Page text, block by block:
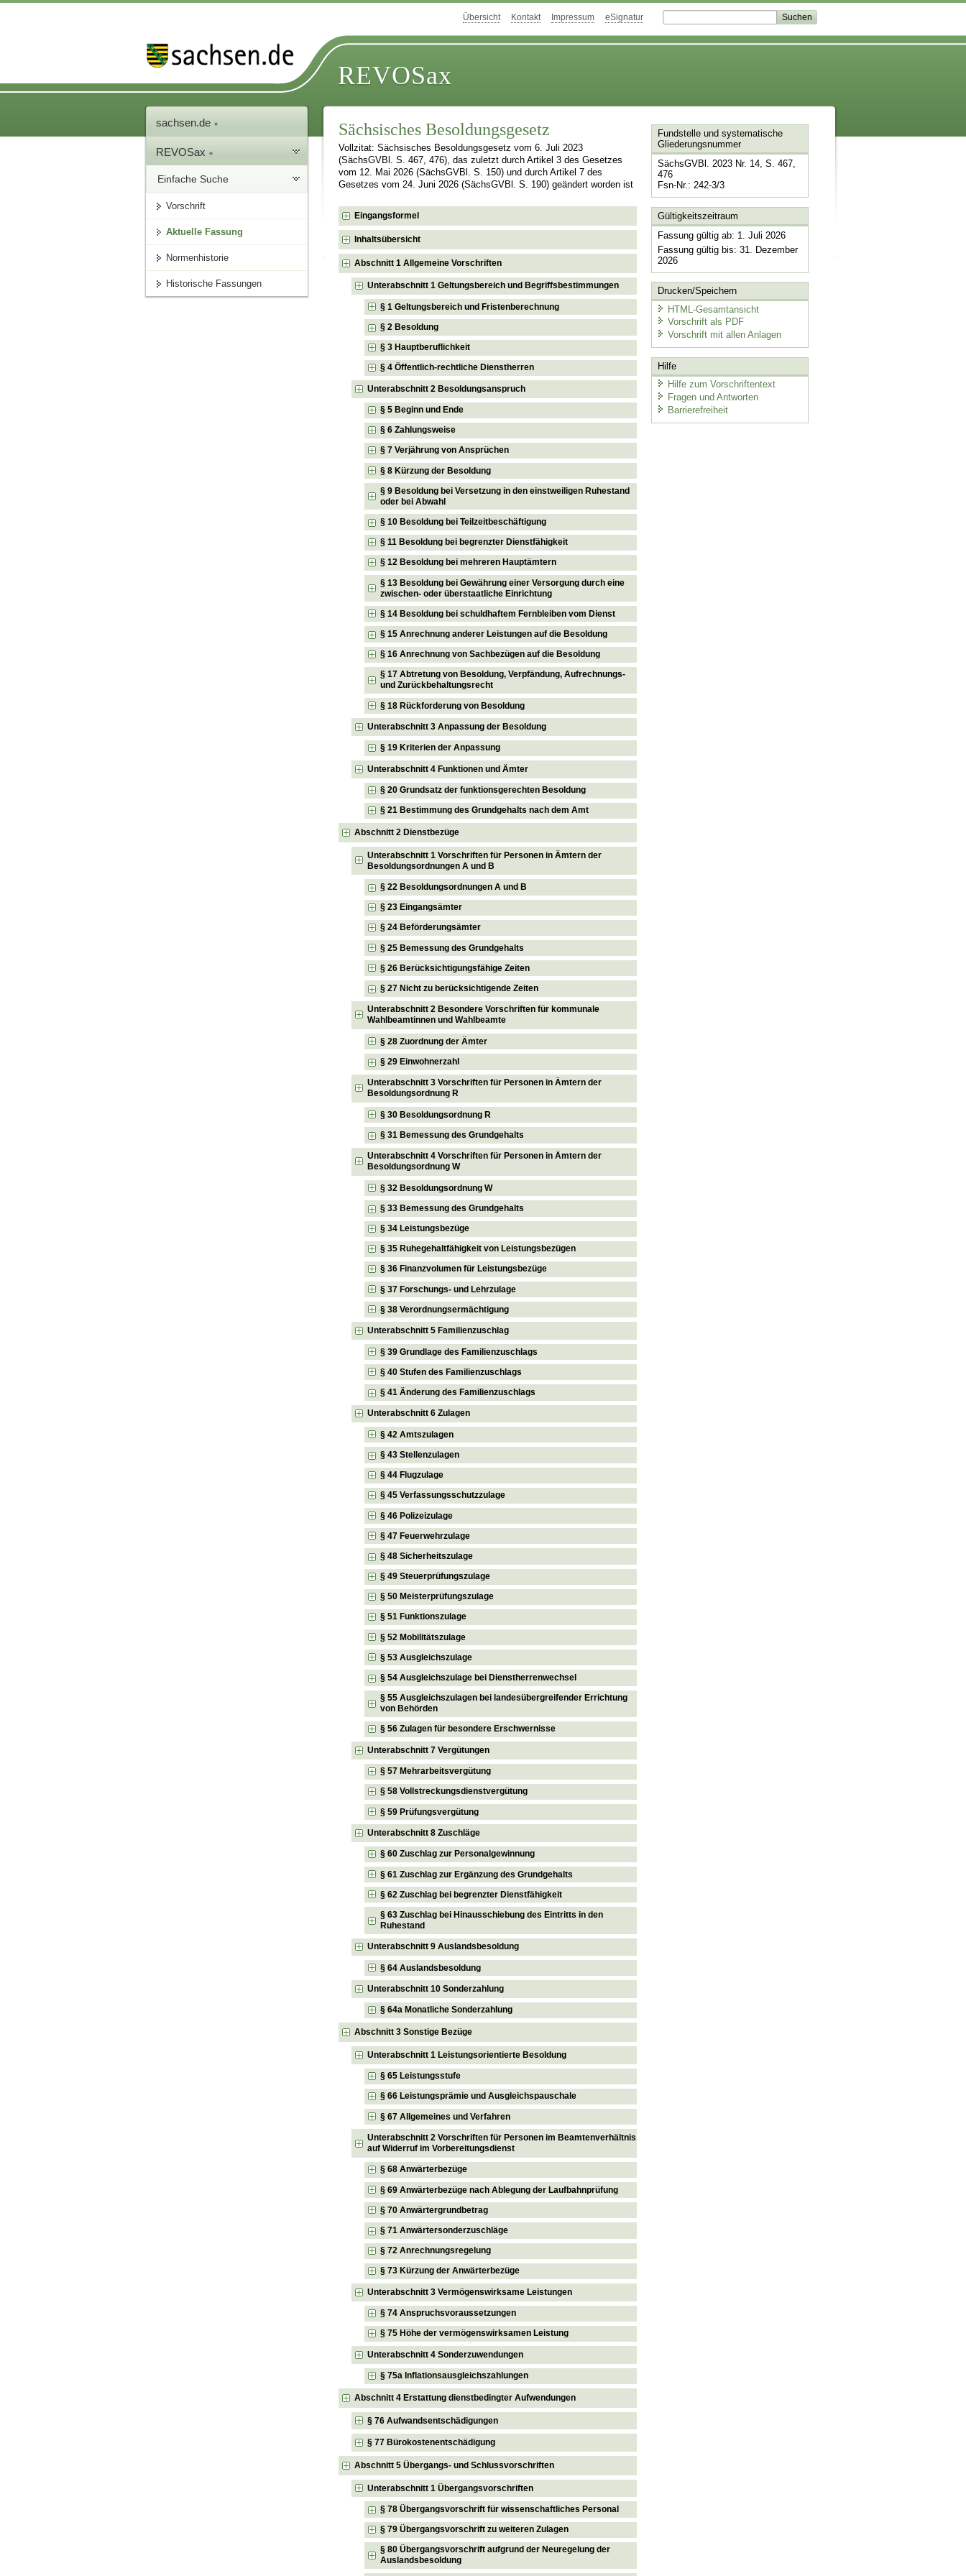
Übersicht Kontakt Impressum eSignatur
REVOSax
sachsen.de
REVOSax
Einfache Suche
Vorschrift
Aktuelle Fassung
Normenhistorie
Historische Fassungen
Sächsisches Besoldungsgesetz
Vollzitat: Sächsisches Besoldungsgesetz vom 6. Juli 2023
(SächsGVBl. S. 467, 476), das zuletzt durch Artikel 3 des Gesetzes
vom 12. Mai 2026 (SächsGVBl. S. 150) und durch Artikel 7 des
Gesetzes vom 24. Juni 2026 (SächsGVBl. S. 190) geändert worden ist
Eingangsformel
Inhaltsübersicht
Abschnitt 1 Allgemeine Vorschriften
Unterabschnitt 1 Geltungsbereich und Begriffsbestimmungen
§ 1 Geltungsbereich und Fristenberechnung
§ 2 Besoldung
§ 3 Hauptberuflichkeit
§ 4 Öffentlich-rechtliche Dienstherren
Unterabschnitt 2 Besoldungsanspruch
§ 5 Beginn und Ende
§ 6 Zahlungsweise
§ 7 Verjährung von Ansprüchen
§ 8 Kürzung der Besoldung
§ 9 Besoldung bei Versetzung in den einstweiligen Ruhestand
oder bei Abwahl
§ 10 Besoldung bei Teilzeitbeschäftigung
§ 11 Besoldung bei begrenzter Dienstfähigkeit
§ 12 Besoldung bei mehreren Hauptämtern
§ 13 Besoldung bei Gewährung einer Versorgung durch eine
zwischen- oder überstaatliche Einrichtung
§ 14 Besoldung bei schuldhaftem Fernbleiben vom Dienst
§ 15 Anrechnung anderer Leistungen auf die Besoldung
§ 16 Anrechnung von Sachbezügen auf die Besoldung
§ 17 Abtretung von Besoldung, Verpfändung, Aufrechnungs-
und Zurückbehaltungsrecht
§ 18 Rückforderung von Besoldung
Unterabschnitt 3 Anpassung der Besoldung
§ 19 Kriterien der Anpassung
Unterabschnitt 4 Funktionen und Ämter
§ 20 Grundsatz der funktionsgerechten Besoldung
§ 21 Bestimmung des Grundgehalts nach dem Amt
Abschnitt 2 Dienstbezüge
Unterabschnitt 1 Vorschriften für Personen in Ämtern der
Besoldungsordnungen A und B
§ 22 Besoldungsordnungen A und B
§ 23 Eingangsämter
§ 24 Beförderungsämter
§ 25 Bemessung des Grundgehalts
§ 26 Berücksichtigungsfähige Zeiten
§ 27 Nicht zu berücksichtigende Zeiten
Unterabschnitt 2 Besondere Vorschriften für kommunale
Wahlbeamtinnen und Wahlbeamte
§ 28 Zuordnung der Ämter
§ 29 Einwohnerzahl
Unterabschnitt 3 Vorschriften für Personen in Ämtern der
Besoldungsordnung R
§ 30 Besoldungsordnung R
§ 31 Bemessung des Grundgehalts
Unterabschnitt 4 Vorschriften für Personen in Ämtern der
Besoldungsordnung W
§ 32 Besoldungsordnung W
§ 33 Bemessung des Grundgehalts
§ 34 Leistungsbezüge
§ 35 Ruhegehaltfähigkeit von Leistungsbezügen
§ 36 Finanzvolumen für Leistungsbezüge
§ 37 Forschungs- und Lehrzulage
§ 38 Verordnungsermächtigung
Unterabschnitt 5 Familienzuschlag
§ 39 Grundlage des Familienzuschlags
§ 40 Stufen des Familienzuschlags
§ 41 Änderung des Familienzuschlags
Unterabschnitt 6 Zulagen
§ 42 Amtszulagen
§ 43 Stellenzulagen
§ 44 Flugzulage
§ 45 Verfassungsschutzzulage
§ 46 Polizeizulage
§ 47 Feuerwehrzulage
§ 48 Sicherheitszulage
§ 49 Steuerprüfungszulage
§ 50 Meisterprüfungszulage
§ 51 Funktionszulage
§ 52 Mobilitätszulage
§ 53 Ausgleichszulage
§ 54 Ausgleichszulage bei Dienstherrenwechsel
§ 55 Ausgleichszulagen bei landesübergreifender Errichtung
von Behörden
§ 56 Zulagen für besondere Erschwernisse
Unterabschnitt 7 Vergütungen
§ 57 Mehrarbeitsvergütung
§ 58 Vollstreckungsdienstvergütung
§ 59 Prüfungsvergütung
Unterabschnitt 8 Zuschläge
§ 60 Zuschlag zur Personalgewinnung
§ 61 Zuschlag zur Ergänzung des Grundgehalts
§ 62 Zuschlag bei begrenzter Dienstfähigkeit
§ 63 Zuschlag bei Hinausschiebung des Eintritts in den
Ruhestand
Unterabschnitt 9 Auslandsbesoldung
§ 64 Auslandsbesoldung
Unterabschnitt 10 Sonderzahlung
§ 64a Monatliche Sonderzahlung
Abschnitt 3 Sonstige Bezüge
Unterabschnitt 1 Leistungsorientierte Besoldung
§ 65 Leistungsstufe
§ 66 Leistungsprämie und Ausgleichspauschale
§ 67 Allgemeines und Verfahren
Unterabschnitt 2 Vorschriften für Personen im Beamtenverhältnis
auf Widerruf im Vorbereitungsdienst
§ 68 Anwärterbezüge
§ 69 Anwärterbezüge nach Ablegung der Laufbahnprüfung
§ 70 Anwärtergrundbetrag
§ 71 Anwärtersonderzuschläge
§ 72 Anrechnungsregelung
§ 73 Kürzung der Anwärterbezüge
Unterabschnitt 3 Vermögenswirksame Leistungen
§ 74 Anspruchsvoraussetzungen
§ 75 Höhe der vermögenswirksamen Leistung
Unterabschnitt 4 Sonderzuwendungen
§ 75a Inflationsausgleichszahlungen
Abschnitt 4 Erstattung dienstbedingter Aufwendungen
§ 76 Aufwandsentschädigungen
§ 77 Bürokostenentschädigung
Abschnitt 5 Übergangs- und Schlussvorschriften
Unterabschnitt 1 Übergangsvorschriften
§ 78 Übergangsvorschrift für wissenschaftliches Personal
§ 79 Übergangsvorschrift zu weiteren Zulagen
§ 80 Übergangsvorschrift aufgrund der Neuregelung der
Auslandsbesoldung
Fundstelle und systematische
Gliederungsnummer
SächsGVBl. 2023 Nr. 14, S. 467,
476
Fsn-Nr.: 242-3/3
Gültigkeitszeitraum
Fassung gültig ab: 1. Juli 2026
Fassung gültig bis: 31. Dezember
2026
Drucken/Speichern
HTML-Gesamtansicht
Vorschrift als PDF
Vorschrift mit allen Anlagen
Hilfe
Hilfe zum Vorschriftentext
Fragen und Antworten
Barrierefreiheit